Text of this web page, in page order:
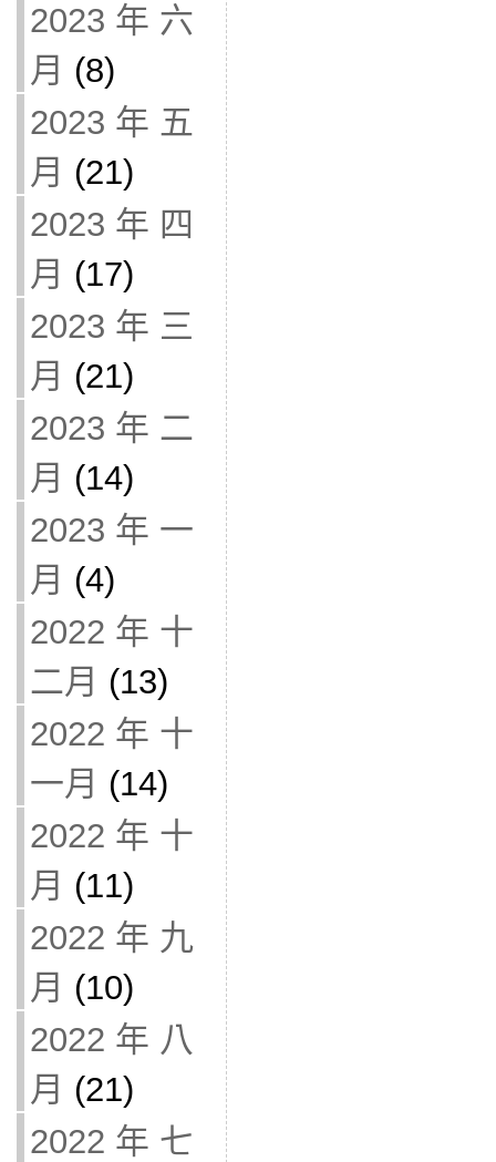
2023 年 六
月 (8)
2023 年 五
月 (21)
2023 年 四
月 (17)
2023 年 三
月 (21)
2023 年 二
月 (14)
2023 年 一
月 (4)
2022 年 十
二月 (13)
2022 年 十
一月 (14)
2022 年 十
月 (11)
2022 年 九
月 (10)
2022 年 八
月 (21)
2022 年 七